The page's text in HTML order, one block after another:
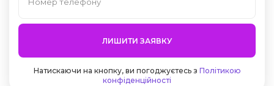
ЛИШИТИ ЗАЯВКУ
Натискаючи на кнопку, ви погоджуєтесь з Політикою
конфіденційності